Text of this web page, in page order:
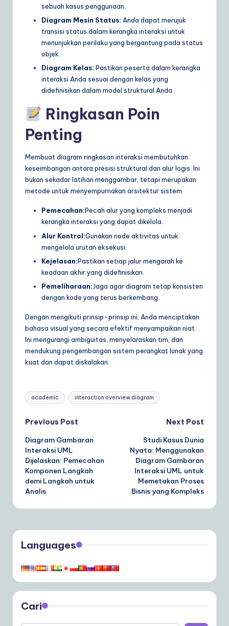
sebuah kasus penggunaan.
Diagram Mesin Status: Anda dapat merujuk
transisi status dalam kerangka interaksi untuk
menunjukkan perilaku yang bergantung pada status
objek.
Diagram Kelas: Pastikan peserta dalam kerangka
interaksi Anda sesuai dengan kelas yang
didefinisikan dalam model struktural Anda.
Ringkasan Poin
Penting
Membuat diagram ringkasan interaksi membutuhkan
keseimbangan antara presisi struktural dan alur logis. Ini
bukan sekadar latihan menggambar, tetapi merupakan
metode untuk menyempurnakan arsitektur sistem.
Pemecahan:Pecah alur yang kompleks menjadi
kerangka interaksi yang dapat dikelola.
Alur Kontrol:Gunakan node aktivitas untuk
mengelola urutan eksekusi.
Kejelasan:Pastikan setiap jalur mengarah ke
keadaan akhir yang didefinisikan.
Pemeliharaan:Jaga agar diagram tetap konsisten
dengan kode yang terus berkembang.
Dengan mengikuti prinsip-prinsip ini, Anda menciptakan
bahasa visual yang secara efektif menyampaikan niat.
Ini mengurangi ambiguitas, menyelaraskan tim, dan
mendukung pengembangan sistem perangkat lunak yang
kuat dan dapat diskalakan.
Tags:
academic interaction overview diagram
Post
navigation
Previous Post
Diagram Gambaran
Interaksi UML
Dijelaskan: Pemecahan
Komponen Langkah
demi Langkah untuk
Analis
Next Post
Studi Kasus Dunia
Nyata: Menggunakan
Diagram Gambaran
Interaksi UML untuk
Memetakan Proses
Bisnis yang Kompleks
Languages
Cari